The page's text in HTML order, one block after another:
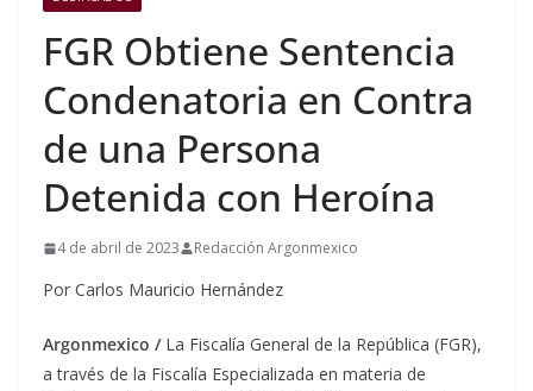
FGR Obtiene Sentencia
Condenatoria en Contra
de una Persona
Detenida con Heroína
4 de abril de 2023 Redacción Argonmexico
Por Carlos Mauricio Hernández
Argonmexico / La Fiscalía General de la República (FGR),
a través de la Fiscalía Especializada en materia de